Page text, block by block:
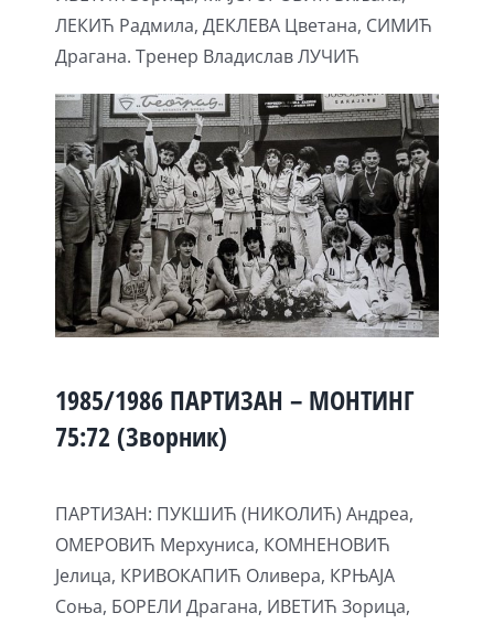
ЛЕКИЋ Радмила, ДЕКЛЕВА Цветана, СИМИЋ
Драгана. Тренер Владислав ЛУЧИЋ
1985/1986 ПАРТИЗАН – МОНТИНГ
75:72 (Зворник)
ПАРТИЗАН: ПУКШИЋ (НИКОЛИЋ) Андреа,
ОМЕРОВИЋ Мерхуниса, КОМНЕНОВИЋ
Јелица, КРИВОКАПИЋ Оливера, КРЊАЈА
Соња, БОРЕЛИ Драгана, ИВЕТИЋ Зорица,